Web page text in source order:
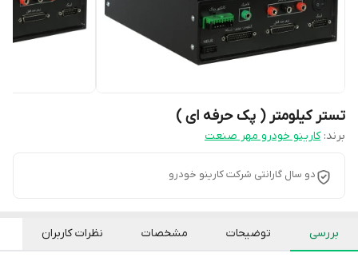
تستر کیلومتر ( پک حرفه ای )
برند: کارینو خودرو مهر صنعت
دو سال گارانتی شرکت کارینو خودرو
بررسی توضیحات مشخصات نظرات کاربران